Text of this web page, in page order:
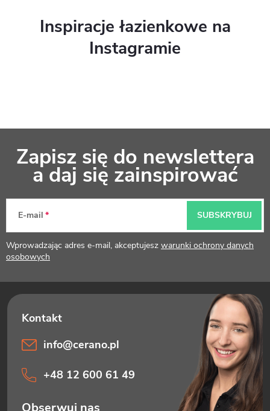
Inspiracje łazienkowe na
Instagramie
k
a
Zapisz się do newslettera
a daj się zainspirować
E-mail
Wprowadzając adres e-mail, akceptujesz warunki ochrony danych
osobowych
SUBSKRYBUJ
info@cerano.pl
+48 12 600 61 49